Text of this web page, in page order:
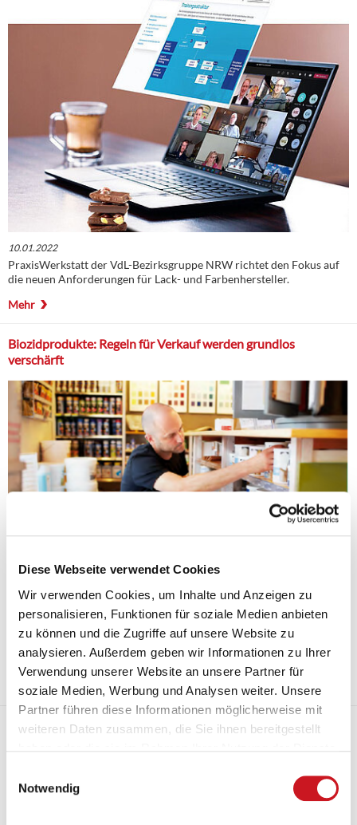
Diese Webseite verwendet Cookies
Wir verwenden Cookies, um Inhalte und Anzeigen zu
personalisieren, Funktionen für soziale Medien anbieten
zu können und die Zugriffe auf unsere Website zu
analysieren. Außerdem geben wir Informationen zu Ihrer
Verwendung unserer Website an unsere Partner für
soziale Medien, Werbung und Analysen weiter. Unsere
Partner führen diese Informationen möglicherweise mit
weiteren Daten zusammen, die Sie ihnen bereitgestellt
Notwendig
10.01.2022
PraxisWerkstatt der VdL-Bezirksgruppe NRW richtet den Fokus auf
die neuen Anforderungen für Lack- und Farbenhersteller.
Mehr
Biozidprodukte: Regeln für Verkauf werden grundlos
verschärft
02.11.2021
Strengere Regeln zu Verkauf und Abgabe von Biozidprodukten sollen
ab 2025 gelten. Die Argumente von Handel und Industrie werden
bislang nur von den Bundesländern gehört.
Mehr
EuPIA-Ausschlusspolitik: Beispiel für gelebte